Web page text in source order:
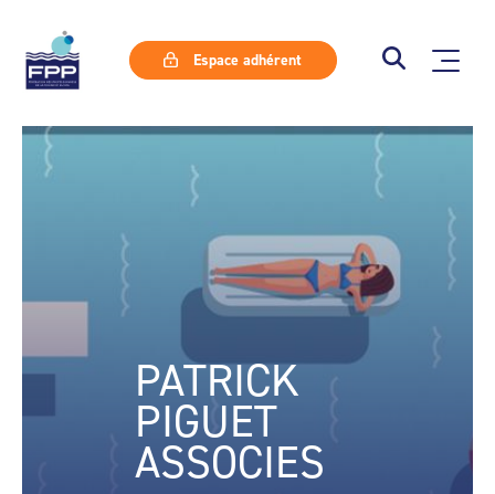
Espace adhérent
PATRICK
PIGUET
ASSOCIES